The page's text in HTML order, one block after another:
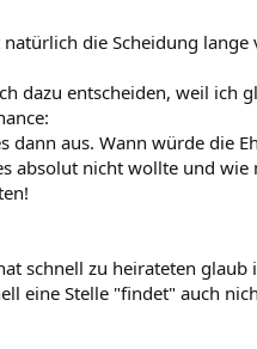
natürlich die Scheidung lange
dazu entscheiden, weil ich
dann aus. Wann würde die
absolut nicht wollte und wie
schnell zu heirateten glaub
eine Stelle "findet" auch